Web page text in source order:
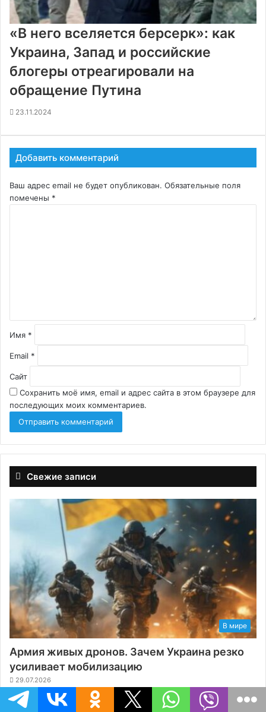
«В него вселяется берсерк»: как
Украина, Запад и российские
блогеры отреагировали на
обращение Путина
23.11.2024
Добавить комментарий
Ваш адрес email не будет опубликован. Обязательные поля
помечены *
и
й
Имя *
Email *
Сайт
Сохранить моё имя, email и адрес сайта в этом браузере для
последующих моих комментариев.
Свежие записи
В мире
Армия живых дронов. Зачем Украина резко
усиливает мобилизацию
29.07.2026
Россия напомнила США о «пацанской